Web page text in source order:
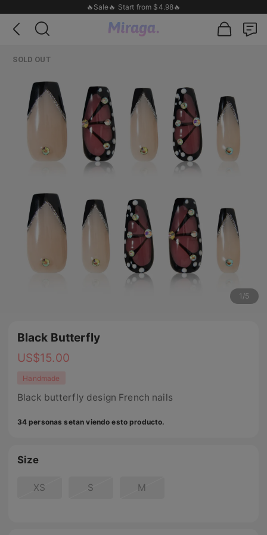
🔥Sale🔥 Start from $4.98🔥
SOLD OUT
1 /5
Black Butterfly
US$15.00
Handmade
Black butterfly design French nails
34 personas setan viendo esto producto.
Size
XS S M